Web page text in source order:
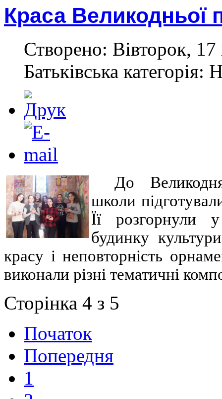
Краса Великодньої
Створено: Вівторок,
Батьківська категорія:
До
школи
Її розгорнули
будинку
красу і неповторність
виконали різні тематичні
Сторінка 4 з 5
Початок
Попередня
1